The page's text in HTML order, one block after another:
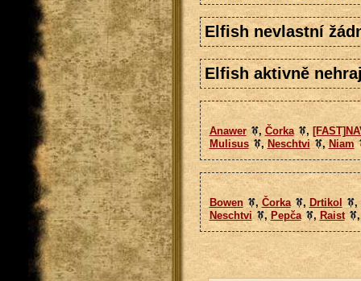
Elfish nevlastní
Elfish aktivně
Anawer , Čorka ,
Mulisus
,Neschtvi , Niam
Bowen , Čorka , Drtikol ,
Neschtvi
,Pepča , Raist